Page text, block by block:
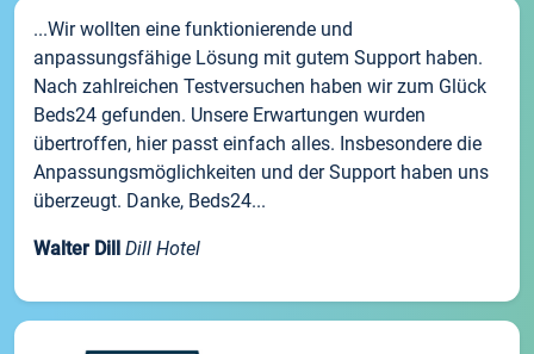
...Wir wollten eine funktionierende und
anpassungsfähige Lösung mit gutem Support haben.
Nach zahlreichen Testversuchen haben wir zum Glück
Beds24 gefunden. Unsere Erwartungen wurden
übertroffen, hier passt einfach alles. Insbesondere die
Anpassungsmöglichkeiten und der Support haben uns
überzeugt. Danke, Beds24...
Walter Dill Dill Hotel